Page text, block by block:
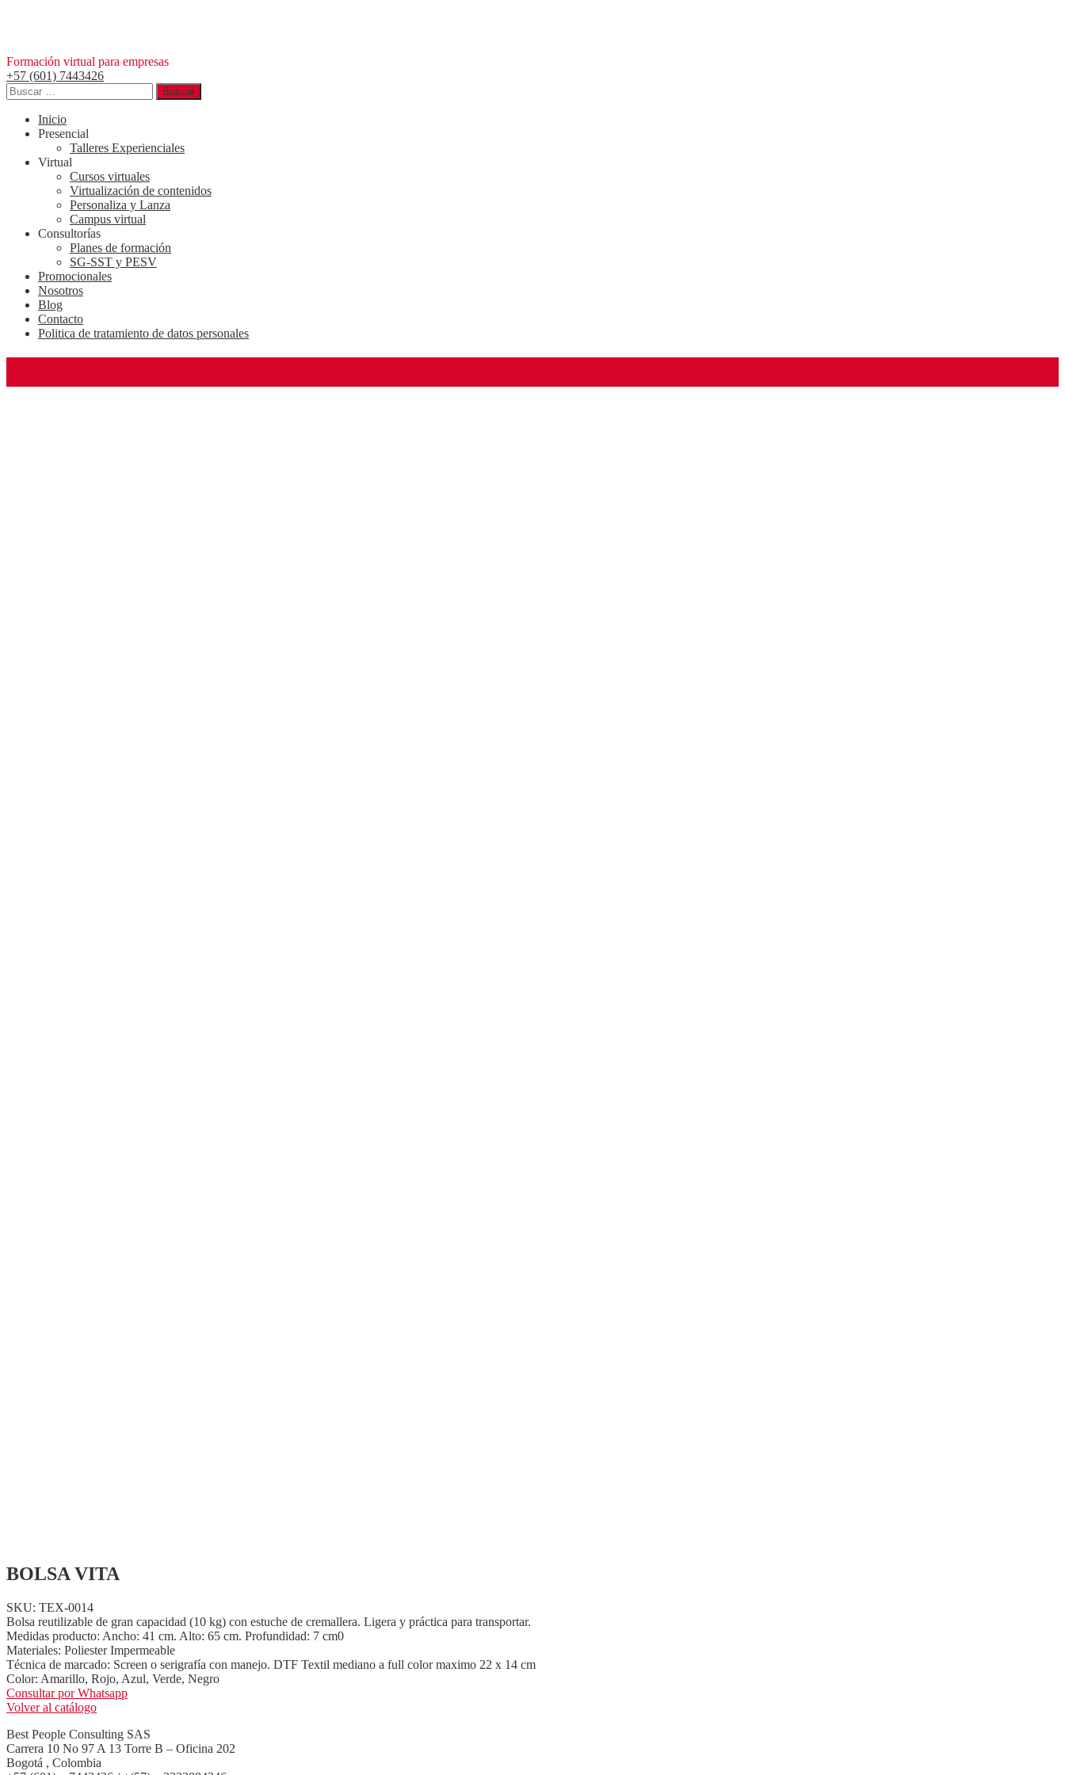
Formación virtual para empresas
+57 (601) 7443426
Buscar:
Inicio
Presencial
Talleres Experienciales
Virtual
Cursos virtuales
Virtualización de contenidos
Personaliza y Lanza
Campus virtual
Consultorías
Planes de formación
SG-SST y PESV
Promocionales
Nosotros
Blog
Contacto
Politica de tratamiento de datos personales
BOLSA VITA
SKU: TEX-0014
Bolsa reutilizable de gran capacidad (10 kg) con estuche de cremallera. Ligera y práctica para transportar.
Medidas producto: Ancho: 41 cm. Alto: 65 cm. Profundidad: 7 cm0
Materiales: Poliester Impermeable
Técnica de marcado: Screen o serigrafía con manejo. DTF Textil mediano a full color maximo 22 x 14 cm
Color: Amarillo, Rojo, Azul, Verde, Negro
Consultar por Whatsapp
Volver al catálogo
Best People Consulting SAS
Carrera 10 No 97 A 13 Torre B – Oficina 202
Bogotá , Colombia